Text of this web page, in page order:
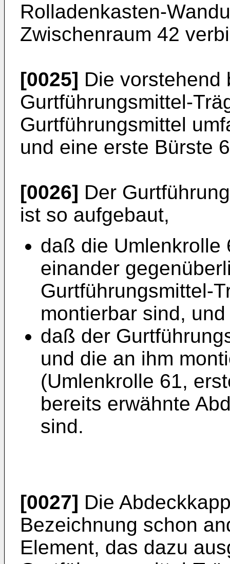
Rolladenkasten-
Zwischenraum 42
[0025] Die vorstehend
Gurtführungsmittel-
Gurtführungsmittel
und eine erste Bürste
[0026] Der
ist so aufgebaut,
daß die Umlenkrolle
einander
Gurtführungsmittel-
montierbar sind, und
daß der
und die an ihm
(Umlenkrolle 61,
bereits erwähnte
sind.
[0027] Die
Bezeichnung schon
Element, das dazu